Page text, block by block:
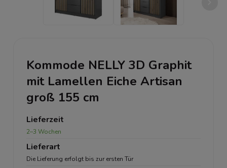
Kommode NELLY 3D Graphit
mit Lamellen Eiche Artisan
groß 155 cm
Lieferzeit
2–3 Wochen
Lieferart
Die Lieferung erfolgt bis zur ersten Tür